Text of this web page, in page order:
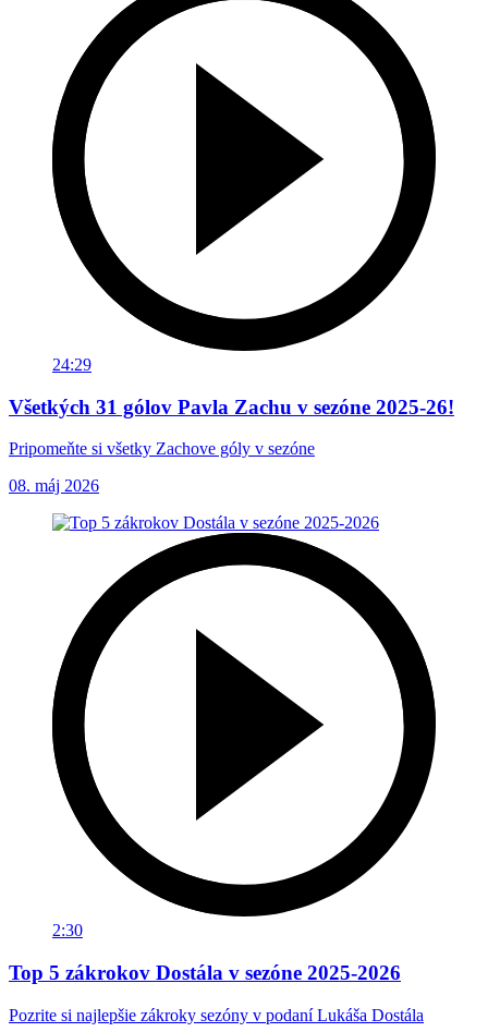
24:29
Všetkých 31 gólov Pavla Zachu v sezóne 2025-26!
Pripomeňte si všetky Zachove góly v sezóne
08. máj 2026
2:30
Top 5 zákrokov Dostála v sezóne 2025-2026
Pozrite si najlepšie zákroky sezóny v podaní Lukáša Dostála